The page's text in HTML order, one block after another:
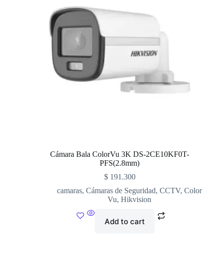
Cámara Bala ColorVu 3K DS-2CE10KF0T-
PFS(2.8mm)
$191.300
camaras,Cámaras de Seguridad,CCTV,Color
Vu,Hikvision
Add to cart